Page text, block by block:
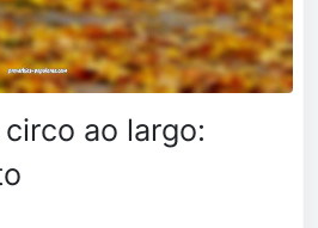
ao largo: